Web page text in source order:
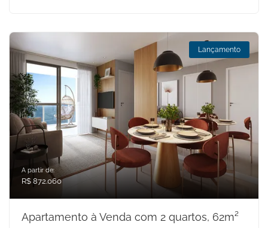
Lançamento
A partir de:
R$ 872.060
Apartamento à Venda com 2 quartos, 62m²